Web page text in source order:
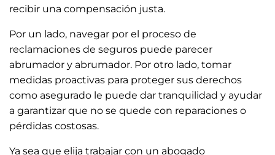
recibir una compensación justa.
Por un lado, navegar por el proceso de
reclamaciones de seguros puede parecer
abrumador y abrumador. Por otro lado, tomar
medidas proactivas para proteger sus derechos
como asegurado le puede dar tranquilidad y ayudar
a garantizar que no se quede con reparaciones o
pérdidas costosas.
Ya sea que elija trabajar con un abogado